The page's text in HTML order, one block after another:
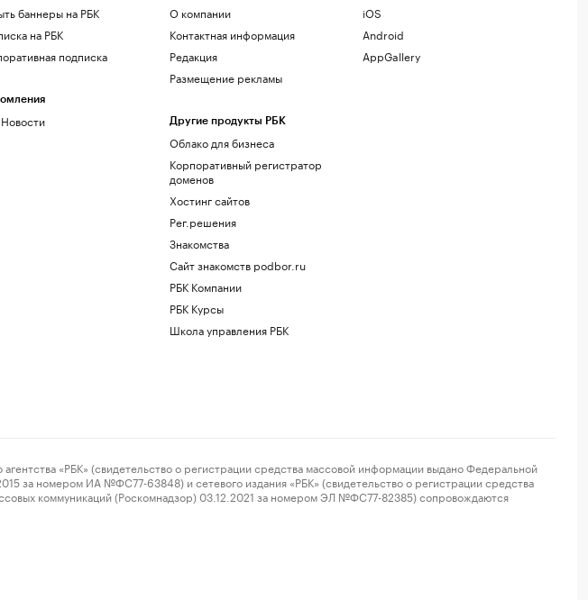
баннеры на РБК
на РБК
подписка
О компании
Контактная информация
Редакция
Размещение рекламы
Другие продукты РБК
Облако для бизнеса
Корпоративный регистратор
доменов
Хостинг сайтов
Рег.решения
Знакомства
Сайт знакомств podbor.ru
РБК Компании
РБК Курсы
Школа управления РБК
iOS
Android
AppGallery
«РБК» (свидетельство о регистрации средства массовой информации выдано Федеральной
за номером ИА №ФС77-63848) и сетевого издания «РБК» (свидетельство о регистрации средства
коммуникаций (Роскомнадзор) 03.12.2021 за номером ЭЛ №ФС77-82385) сопровождаются